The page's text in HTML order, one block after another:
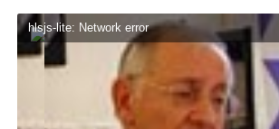
hlsjs-lite: Network error